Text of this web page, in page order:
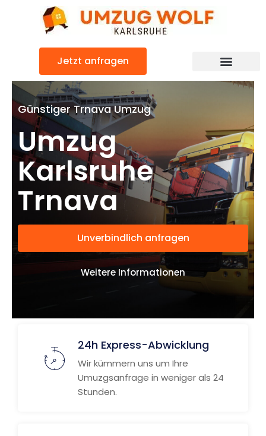
Jetzt anfragen
Günstiger Trnava Umzug
Umzug
Karlsruhe
Trnava
Unverbindlich anfragen
Weitere Informationen
24h Express-Abwicklung
Wir kümmern uns um Ihre
Umuzgsanfrage in weniger als 24
Stunden.